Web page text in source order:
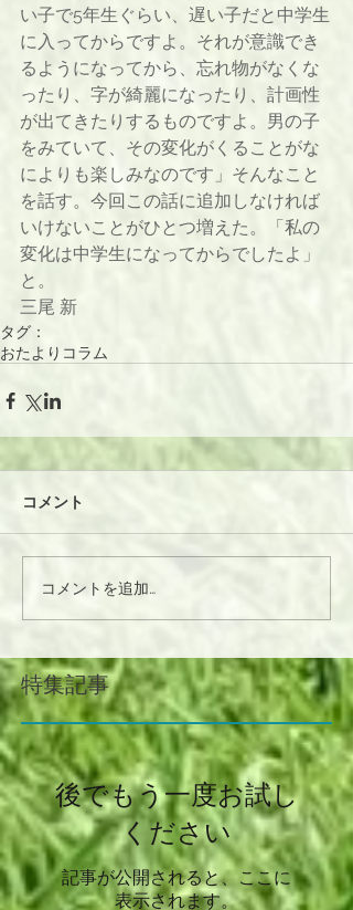
い子で5年生ぐらい、遅い子だと中学生
に入ってからですよ。それが意識でき
るようになってから、忘れ物がなくな
ったり、字が綺麗になったり、計画性
が出てきたりするものですよ。男の子
をみていて、その変化がくることがな
によりも楽しみなのです」そんなこと
を話す。今回この話に追加しなければ
いけないことがひとつ増えた。「私の
変化は中学生になってからでしたよ」
と。
三尾 新
タグ：
おたよりコラム
コメント
コメントを追加…
特集記事
後でもう一度お試し
ください
記事が公開されると、ここに
表示されます。